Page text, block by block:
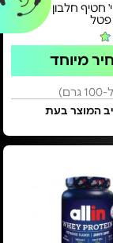
12 יחי' חטיף חלבון - בטעם
פטל
מיוחד
המוצר בעת